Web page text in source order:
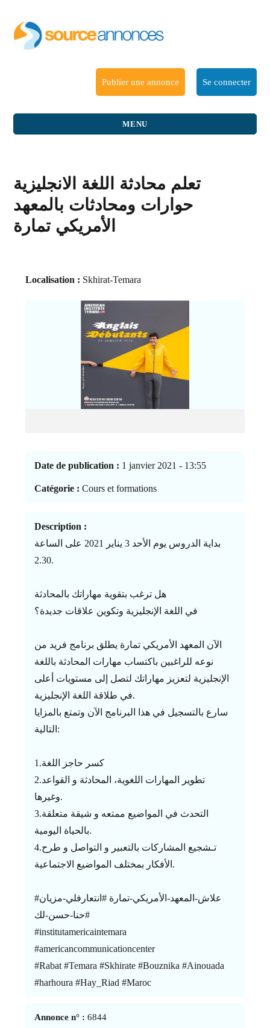
Publier une annonce Se connecter
MENU
تعلم محادثة اللغة الانجليزية
حوارات ومحادثات بالمعهد
الأمريكي تمارة
Localisation : Skhirat-Temara
Date de publication : 1 janvier 2021 - 13:55
Catégorie : Cours et formations
Description :
بداية الدروس يوم الأحد 3 يناير 2021 على الساعة
2.30.
هل ترغب بتقوية مهاراتك بالمحادثة
في اللغة الإنجليزية وتكوين علاقات جديدة؟
الآن المعهد الأمريكي تمارة يطلق برنامج فريد من
نوعه للراغبين باكتساب مهارات المحادثة باللغة
الإنجليزية لتعزيز مهاراتك لتصل إلى مستويات أعلى
في طلاقة اللغة الإنجليزية.
سارع بالتسجيل في هذا البرنامج الآن وتمتع بالمزايا
التالية:
1.كسر حاجز اللغة
2.تطوير المهارات اللغوية، المحادثة و القواعد
وغيرها.
3.التحدث في المواضيع ممتعه و شيقة متعلقة
بالحياة اليومية.
4.تـشجيع المشاركات بالتعبير و التواصل و طرح
الأفكار بمختلف المواضيع الاجتماعية.
#علاش-المعهد-الأمريكي-تمارة #انتعارفلي-مزيان
#حنا-حسن-لك
#institutamericaintemara
#americancommunicationcenter
#Rabat #Temara #Skhirate #Bouznika #Ainouada
#harhoura #Hay_Riad #Maroc
Annonce n° :6844